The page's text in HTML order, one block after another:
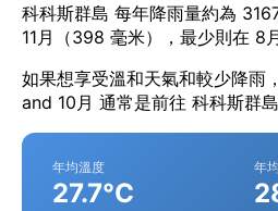
科科斯群島 每年降雨量約為
11月（398 毫米），最少則在 8
如果想享受溫和天氣和較少降雨
and 10月 通常是前往 科科斯群島
年均溫度
27.7°C
年